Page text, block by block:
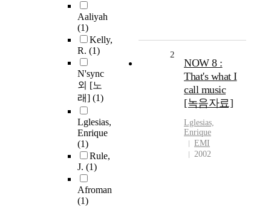
Aaliyah
(1)
Kelly,
R. (1)
N'sync
외 [노
래] (1)
Lglesias,
Enrique
(1)
Rule,
J. (1)
Afroman
(1)
2
NOW 8 :
That's what I
call music
[녹음자료]
Lglesias,
Enrique
EMI
2002